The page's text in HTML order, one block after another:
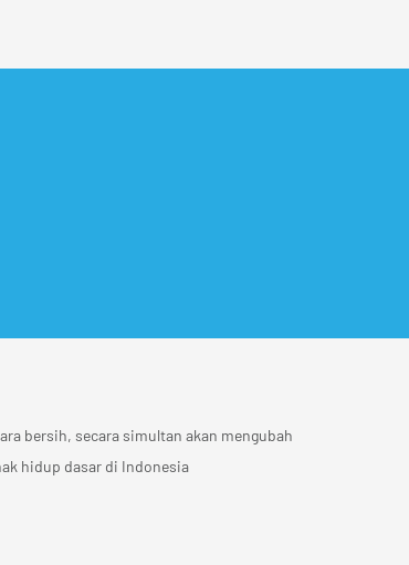
bersih, secara simultan akan mengubah
hidup dasar di Indonesia